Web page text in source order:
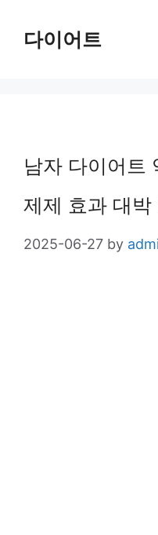
다이어트
남자 다이어트
제제 효과 대박
2025-06-27 by